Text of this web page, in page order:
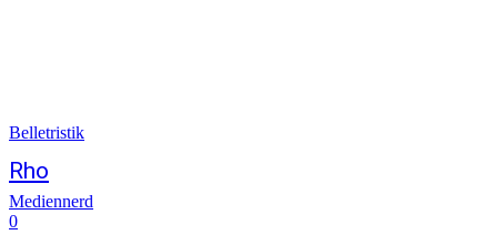
Belletristik
Rho
Mediennerd
0